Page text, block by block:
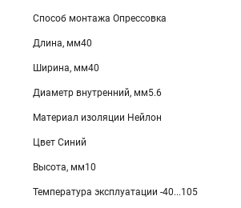
Способ монтажа Опрессовка
Длина, мм40
Ширина, мм40
Диаметр внутренний, мм5.6
Материал изоляции Нейлон
Цвет Синий
Высота, мм10
Температура эксплуатации -40...105